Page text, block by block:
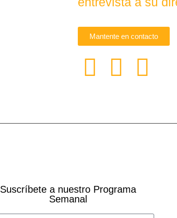
Mantente en contacto
Suscríbete a nuestro Programa
Semanal